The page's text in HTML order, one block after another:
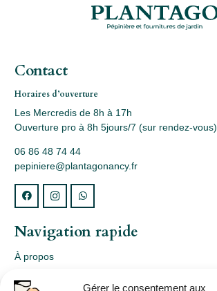
Gérer le consentement aux
Contact
Horaires d’ouverture
Les Mercredis de 8h à 17h
Ouverture pro à 8h 5jours/7 (sur rendez-vous)
06 86 48 74 44
pepiniere@plantagonancy.fr
Navigation rapide
À propos
Webshop